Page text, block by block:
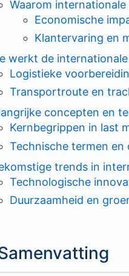
Waarom
Economische
Klantervaring en
werkt de
Logistieke
Transportroute en
concepten en
Kernbegrippen in last
Technische termen en
trends in
Technologische
Duurzaamheid en